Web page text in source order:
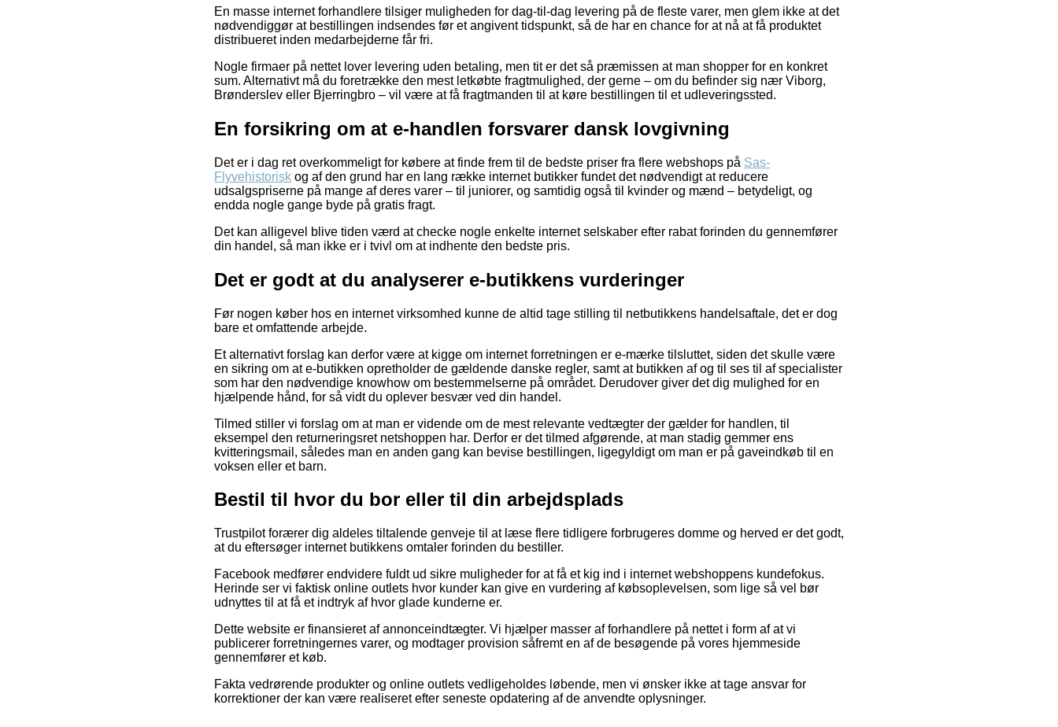
En masse internet forhandlere tilsiger muligheden for dag-til-dag levering på de fleste varer, men glem ikke at det
nødvendiggør at bestillingen indsendes før et angivent tidspunkt, så de har en chance for at nå at få produktet
distribueret inden medarbejderne får fri.
Nogle firmaer på nettet lover levering uden betaling, men tit er det så præmissen at man shopper for en konkret
sum. Alternativt må du foretrække den mest letkøbte fragtmulighed, der gerne – om du befinder sig nær Viborg,
Brønderslev eller Bjerringbro – vil være at få fragtmanden til at køre bestillingen til et udleveringssted.
En forsikring om at e-handlen forsvarer dansk lovgivning
Det er i dag ret overkommeligt for købere at finde frem til de bedste priser fra flere webshops på Sas-
Flyvehistorisk og af den grund har en lang række internet butikker fundet det nødvendigt at reducere
udsalgspriserne på mange af deres varer – til juniorer, og samtidig også til kvinder og mænd – betydeligt, og
endda nogle gange byde på gratis fragt.
Det kan alligevel blive tiden værd at checke nogle enkelte internet selskaber efter rabat forinden du gennemfører
din handel, så man ikke er i tvivl om at indhente den bedste pris.
Det er godt at du analyserer e-butikkens vurderinger
Før nogen køber hos en internet virksomhed kunne de altid tage stilling til netbutikkens handelsaftale, det er dog
bare et omfattende arbejde.
Et alternativt forslag kan derfor være at kigge om internet forretningen er e-mærke tilsluttet, siden det skulle være
en sikring om at e-butikken opretholder de gældende danske regler, samt at butikken af og til ses til af specialister
som har den nødvendige knowhow om bestemmelserne på området. Derudover giver det dig mulighed for en
hjælpende hånd, for så vidt du oplever besvær ved din handel.
Tilmed stiller vi forslag om at man er vidende om de mest relevante vedtægter der gælder for handlen, til
eksempel den returneringsret netshoppen har. Derfor er det tilmed afgørende, at man stadig gemmer ens
kvitteringsmail, således man en anden gang kan bevise bestillingen, ligegyldigt om man er på gaveindkøb til en
voksen eller et barn.
Bestil til hvor du bor eller til din arbejdsplads
Trustpilot forærer dig aldeles tiltalende genveje til at læse flere tidligere forbrugeres domme og herved er det godt,
at du eftersøger internet butikkens omtaler forinden du bestiller.
Facebook medfører endvidere fuldt ud sikre muligheder for at få et kig ind i internet webshoppens kundefokus.
Herinde ser vi faktisk online outlets hvor kunder kan give en vurdering af købsoplevelsen, som lige så vel bør
udnyttes til at få et indtryk af hvor glade kunderne er.
Dette website er finansieret af annonceindtægter. Vi hjælper masser af forhandlere på nettet i form af at vi
publicerer forretningernes varer, og modtager provision såfremt en af de besøgende på vores hjemmeside
gennemfører et køb.
Fakta vedrørende produkter og online outlets vedligeholdes løbende, men vi ønsker ikke at tage ansvar for
korrektioner der kan være realiseret efter seneste opdatering af de anvendte oplysninger.